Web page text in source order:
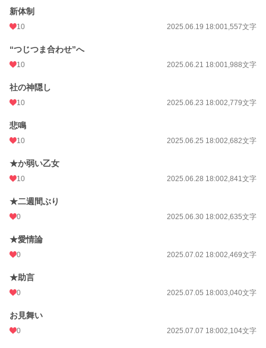
新体制
10 2025.06.19 18:001,557文字
“つじつま合わせ”へ
10 2025.06.21 18:001,988文字
社の神隠し
10 2025.06.23 18:002,779文字
悲鳴
10 2025.06.25 18:002,682文字
★か弱い乙女
10 2025.06.28 18:002,841文字
★二週間ぶり
0 2025.06.30 18:002,635文字
★愛情論
0 2025.07.02 18:002,469文字
★助言
0 2025.07.05 18:003,040文字
お見舞い
0 2025.07.07 18:002,104文字